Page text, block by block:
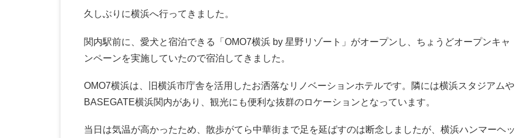
久しぶりに横浜へ行ってきました。
関内駅前に、愛犬と宿泊できる「OMO7横浜 by 星野リゾート」がオープンし、ちょうどオープンキャ
ンペーンを実施していたので宿泊してきました。
OMO7横浜は、旧横浜市庁舎を活用したお洒落なリノベーションホテルです。隣には横浜スタジアムや
BASEGATE横浜関内があり、観光にも便利な抜群のロケーションとなっています。
当日は気温が高かったため、散歩がてら中華街まで足を延ばすのは断念しましたが、横浜ハンマーヘッ